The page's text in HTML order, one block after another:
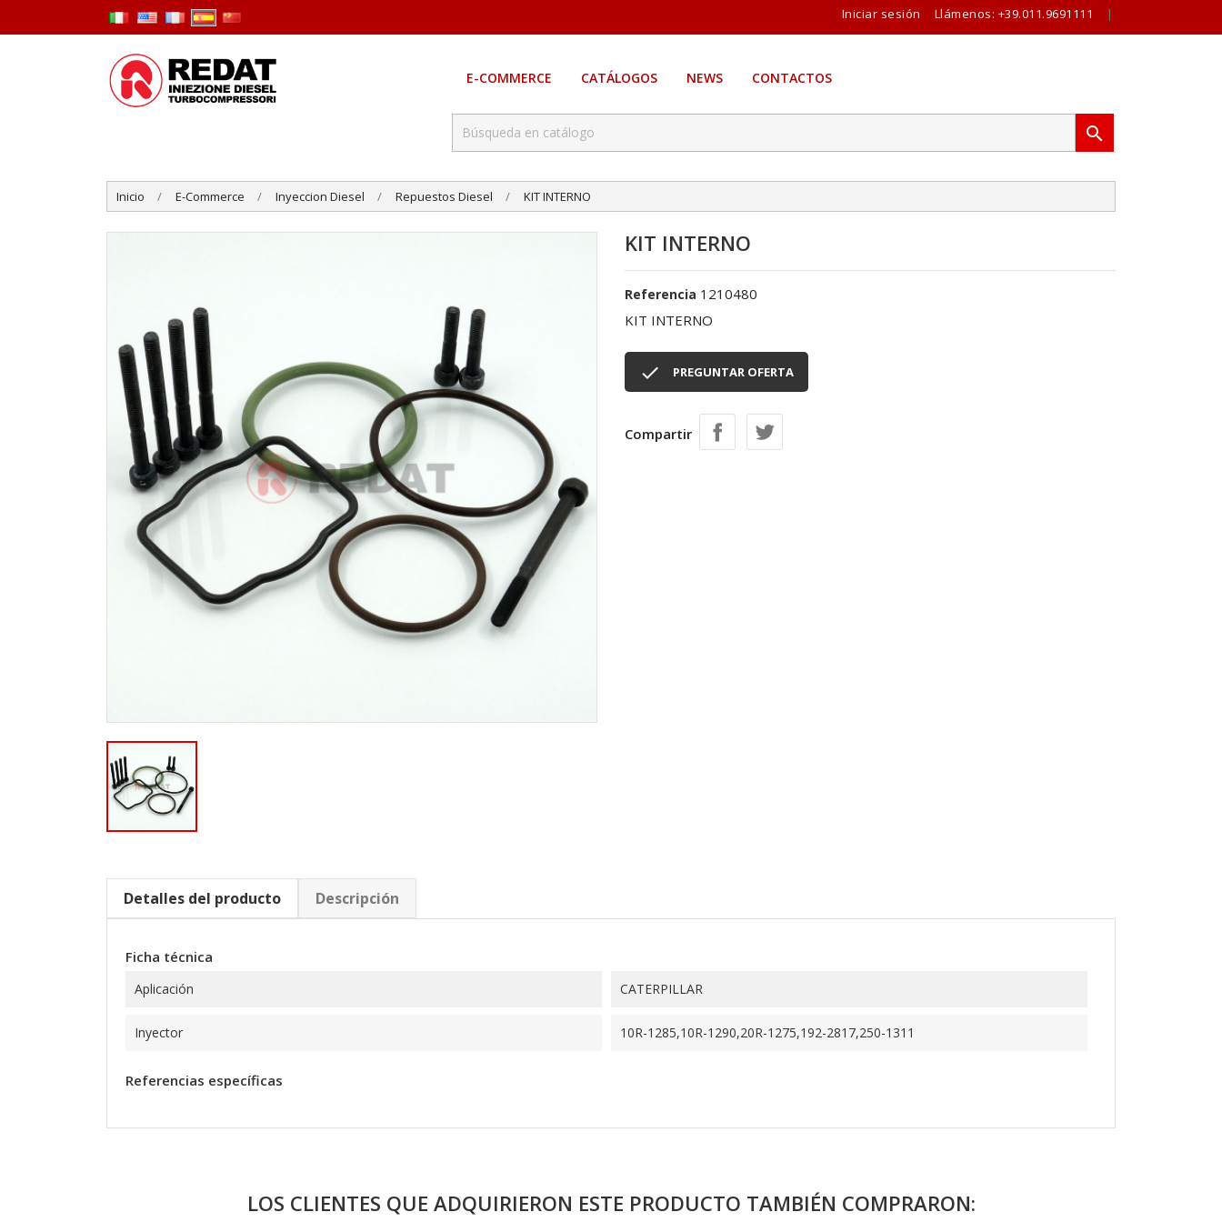
Iniciar sesión Llámenos: +39.011.9691111 |
E-COMMERCE CATÁLOGOS NEWS CONTACTOS

Inicio E-Commerce Inyeccion Diesel Repuestos Diesel KIT INTERNO
KIT INTERNO
Referencia 1210480
KIT INTERNO
 PREGUNTAR OFERTA
Compartir
Detalles del producto Descripción
Ficha técnica
Aplicación CATERPILLAR
Inyector 10R-1285,10R-1290,20R-1275,192-2817,250-1311
Referencias específicas
LOS CLIENTES QUE ADQUIRIERON ESTE PRODUCTO TAMBIÉN COMPRARON: